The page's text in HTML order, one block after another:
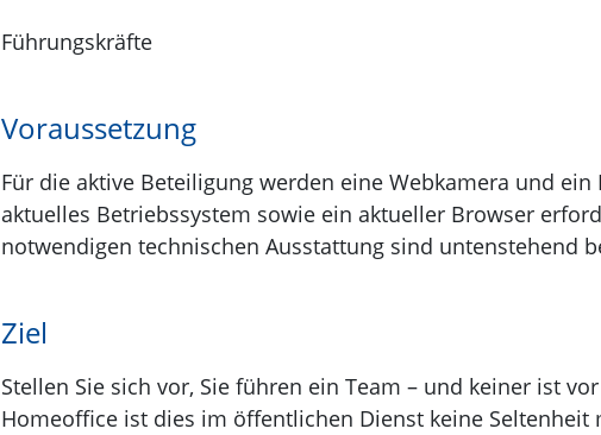
Führungskräfte
Voraussetzung
Für die aktive Beteiligung werden eine Webkamera und
aktuelles Betriebssystem sowie ein aktueller Browser
notwendigen technischen Ausstattung sind untenstehend
Ziel
Stellen Sie sich vor, Sie führen ein Team – und keiner ist
Homeoffice ist dies im öffentlichen Dienst keine Seltenheit